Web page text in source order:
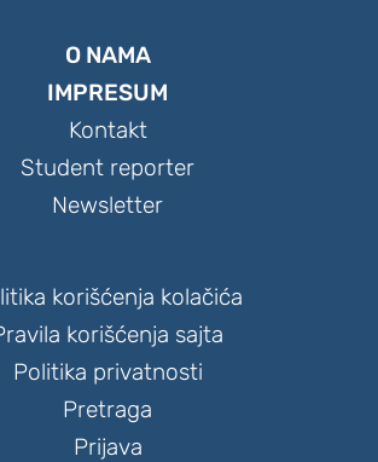
O NAMA
IMPRESUM
Kontakt
Student reporter
Newsletter
korišćenja kolačića
korišćenja sajta
Politika privatnosti
Pretraga
Prijava